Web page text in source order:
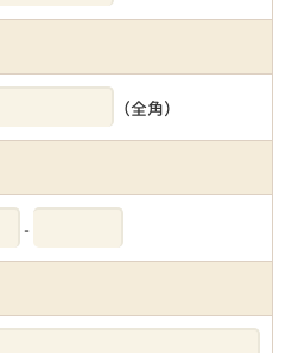
（全角）
-